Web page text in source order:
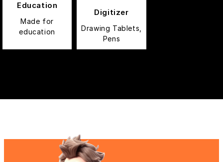
Education
Made for
education
Digitizer
Drawing Tablets,
Pens